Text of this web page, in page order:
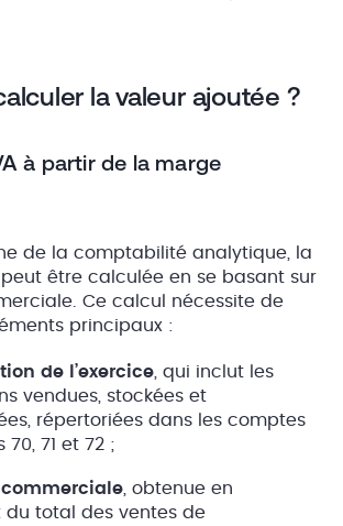
la valeur ajoutée ?
à partir de la marge
de la comptabilité analytique, la
être calculée en se basant sur
Ce calcul nécessite de
principaux :
de l’exercice , qui inclut les
vendues, stockées et
répertoriées dans les comptes
70, 71 et 72 ;
commerciale , obtenue en
du total des ventes de